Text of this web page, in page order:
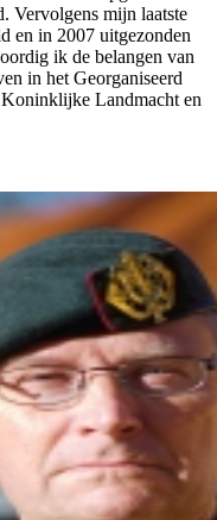
Vervolgens mijn laatste
en in 2007 uitgezonden
ik de belangen van
in het Georganiseerd
Landmacht en